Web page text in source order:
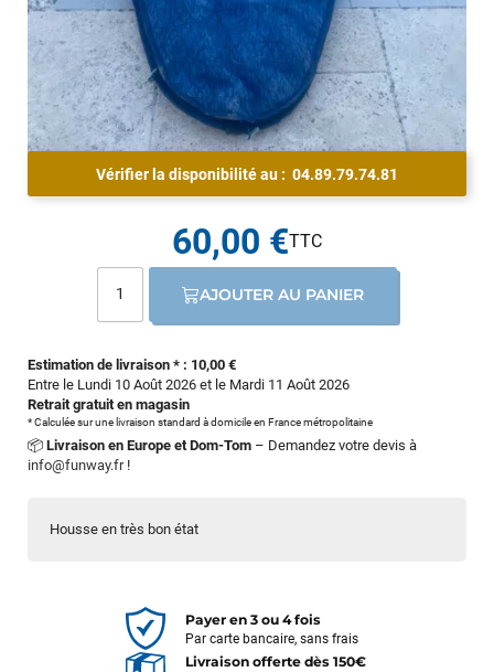
Housse en très bon état
Vérifier la disponibilité au : 04.89.79.74.81
Estimation de livraison * : 10,00 €
Entre le Lundi 10 Août 2026 et le Mardi 11 Août 2026
Retrait gratuit en magasin
* Calculée sur une livraison standard à domicile en France métropolitaine
📦 Livraison en Europe et Dom-Tom – Demandez votre devis à
info@funway.fr!
60,00 €
AJOUTER AU PANIER
Payer en 3 ou 4 fois
Par carte bancaire, sans frais
Livraison offerte dès 150€